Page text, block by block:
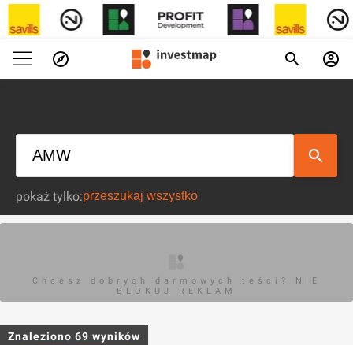
pokaż tylko:
Chcesz dobrych darmowych teści? NIE
BLOKUJ REKLAM
Znaleziono 69 wyników